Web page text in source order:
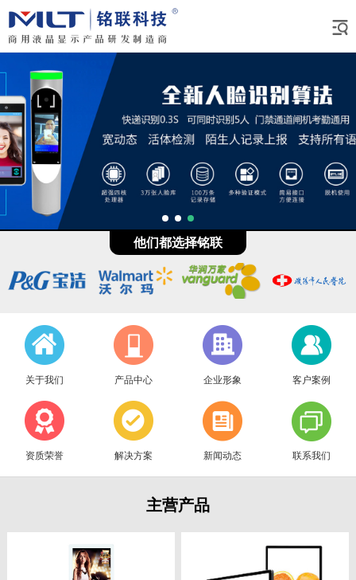
他们都选择铭联
关于我们 产品中心 企业形象 客户案例
资质荣誉 解决方案 新闻动态 联系我们
主营产品